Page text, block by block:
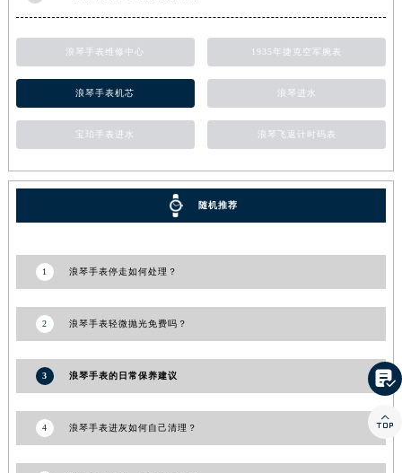
浪琴手表维修中心 1935年捷克空军腕表
浪琴手表机芯 浪琴进水
宝珀手表进水 浪琴飞返计时码表
随机推荐
1 浪琴手表停走如何处理？
2 浪琴手表轻微抛光免费吗？
3 浪琴手表的日常保养建议
4 浪琴手表进灰如何自己清理？

